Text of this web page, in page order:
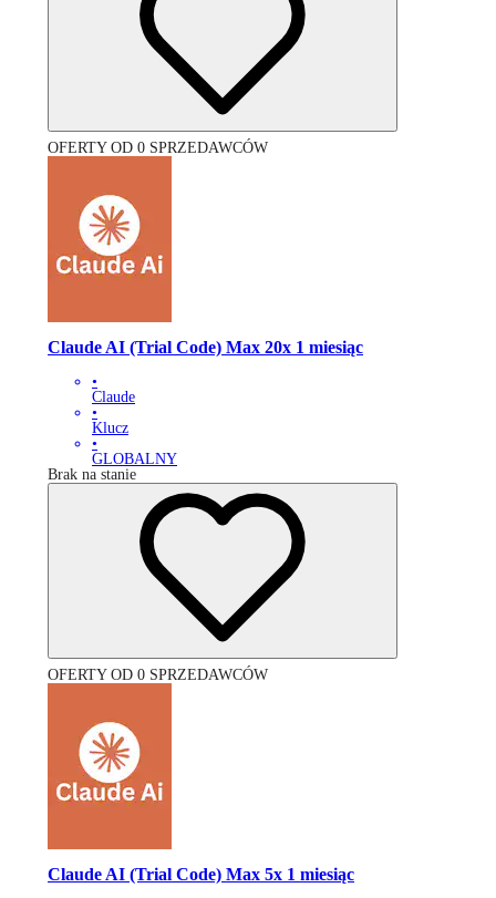
OFERTY OD 0 SPRZEDAWCÓW
Claude AI (Trial Code) Max 20x 1 miesiąc
•
Claude
•
Klucz
•
GLOBALNY
Brak na stanie
OFERTY OD 0 SPRZEDAWCÓW
Claude AI (Trial Code) Max 5x 1 miesiąc